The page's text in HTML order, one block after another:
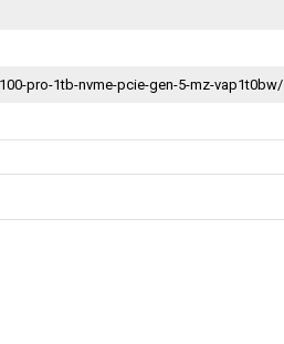
pro-1tb-nvme-pcie-gen-5-mz-vap1t0bw/